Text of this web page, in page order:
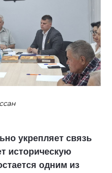
укрепляет связь
историческую
одним из